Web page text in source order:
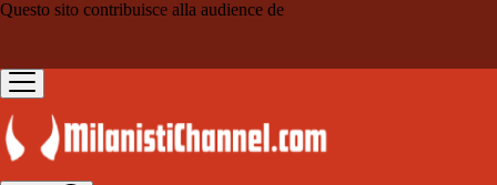
Questo sito contribuisce alla audience de